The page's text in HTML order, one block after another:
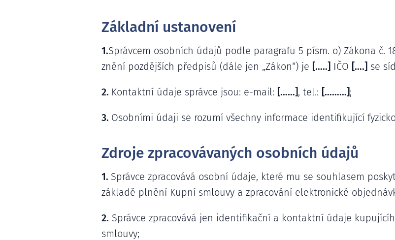
Základní ustanovení
1.Správcem osobních údajů podle paragrafu 5 písm. o) Zákona č.
znění pozdějších předpisů (dále jen „Zákon“) je […..] IČO [….] se
2. Kontaktní údaje správce jsou: e-mail: [……], tel.: [………];
3. Osobními údaji se rozumí všechny informace identifikující
Zdroje zpracovávaných osobních údajů
1. Správce zpracovává osobní údaje, které mu se souhlasem
základě plnění Kupní smlouvy a zpracování elektronické
2. Správce zpracovává jen identifikační a kontaktní údaje
smlouvy;